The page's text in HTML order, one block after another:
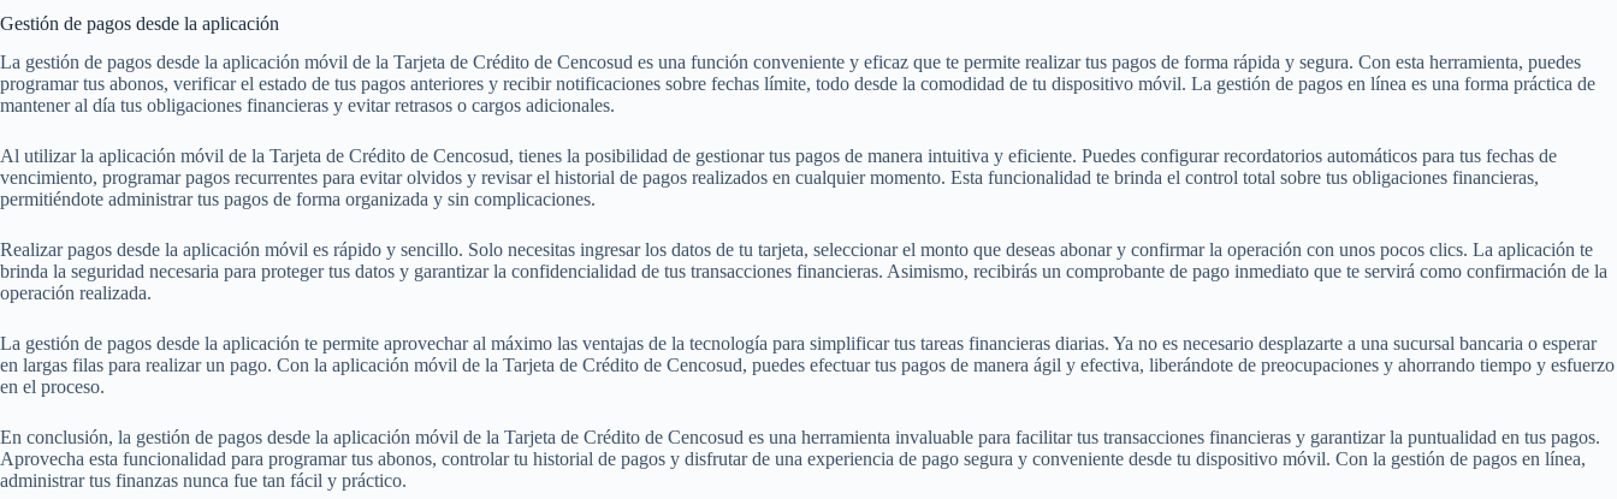
Gestión de pagos desde la aplicación
La gestión de pagos desde la aplicación móvil de la Tarjeta de Crédito de Cencosud es una función conveniente y eficaz que te permite realizar tus pagos de forma rápida y segura. Con esta herramienta, puedes
programar tus abonos, verificar el estado de tus pagos anteriores y recibir notificaciones sobre fechas límite, todo desde la comodidad de tu dispositivo móvil. La gestión de pagos en línea es una forma práctica de
mantener al día tus obligaciones financieras y evitar retrasos o cargos adicionales.
Al utilizar la aplicación móvil de la Tarjeta de Crédito de Cencosud, tienes la posibilidad de gestionar tus pagos de manera intuitiva y eficiente. Puedes configurar recordatorios automáticos para tus fechas de
vencimiento, programar pagos recurrentes para evitar olvidos y revisar el historial de pagos realizados en cualquier momento. Esta funcionalidad te brinda el control total sobre tus obligaciones financieras,
permitiéndote administrar tus pagos de forma organizada y sin complicaciones.
Realizar pagos desde la aplicación móvil es rápido y sencillo. Solo necesitas ingresar los datos de tu tarjeta, seleccionar el monto que deseas abonar y confirmar la operación con unos pocos clics. La aplicación te
brinda la seguridad necesaria para proteger tus datos y garantizar la confidencialidad de tus transacciones financieras. Asimismo, recibirás un comprobante de pago inmediato que te servirá como confirmación de la
operación realizada.
La gestión de pagos desde la aplicación te permite aprovechar al máximo las ventajas de la tecnología para simplificar tus tareas financieras diarias. Ya no es necesario desplazarte a una sucursal bancaria o esperar
en largas filas para realizar un pago. Con la aplicación móvil de la Tarjeta de Crédito de Cencosud, puedes efectuar tus pagos de manera ágil y efectiva, liberándote de preocupaciones y ahorrando tiempo y esfuerzo
en el proceso.
En conclusión, la gestión de pagos desde la aplicación móvil de la Tarjeta de Crédito de Cencosud es una herramienta invaluable para facilitar tus transacciones financieras y garantizar la puntualidad en tus pagos.
Aprovecha esta funcionalidad para programar tus abonos, controlar tu historial de pagos y disfrutar de una experiencia de pago segura y conveniente desde tu dispositivo móvil. Con la gestión de pagos en línea,
administrar tus finanzas nunca fue tan fácil y práctico.